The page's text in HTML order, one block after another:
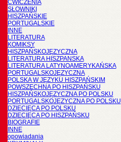
ĆWICZENIA
SŁOWNIKI
HISZPAŃSKIE
PORTUGALSKIE
INNE
LITERATURA
KOMIKSY
HISZPAŃSKOJĘZYCZNA
LITERATURA HISZPANSKA
LITERATURA LATYNOAMERYKAŃSKA
PORTUGALSKOJĘZYCZNA
POLSKA W JĘZYKU HISZPAŃSKIM
POWSZECHNA PO HISZPAŃSKU
HISZPAŃSKOJĘZYCZNA PO POLSKU
PORTUGALSKOJĘZYCZNA PO POLSKU
DZIECIĘCA PO POLSKU
DZIECIĘCA PO HISZPAŃSKU
BIOGRAFIE
INNE
opowiadania